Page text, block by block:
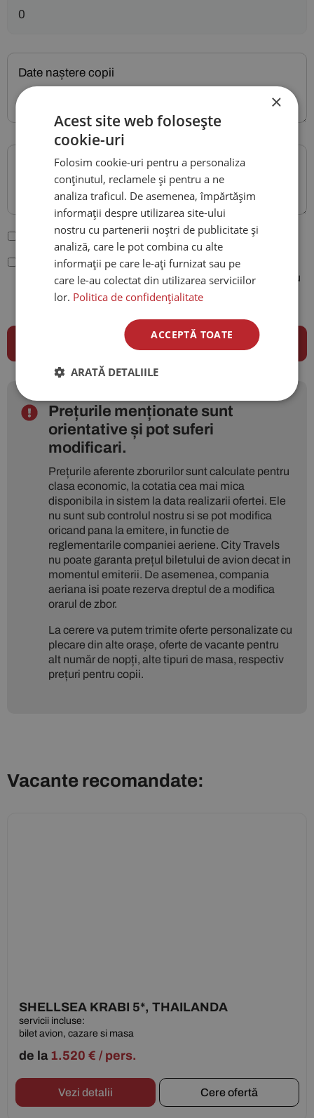
Sunt de acord cuTermenii și condițiile site-ului.
Conform legiilor nr. 677/2001 si 506/2004, sunt de acord
ca datele mele cu caracter personal sa fie folosite pentru
procesarea comenzii plasate pe site-ul agentiei City
Travels si pentru a putea fi contactat.
Prețurile menționate sunt
orientative și pot suferi
modificari.
Prețurile aferente zborurilor sunt calculate pentru
clasa economic, la cotatia cea mai mica
disponibila in sistem la data realizarii ofertei. Ele
nu sunt sub controlul nostru si se pot modifica
oricand pana la emitere, in functie de
reglementarile companiei aeriene. City Travels
nu poate garanta prețul biletului de avion decat in
momentul emiterii. De asemenea, compania
aeriana isi poate rezerva dreptul de a modifica
orarul de zbor.
La cerere va putem trimite oferte personalizate cu
plecare din alte orașe, oferte de vacante pentru
alt număr de nopți, alte tipuri de masa, respectiv
prețuri pentru copii.
Vacante recomandate:
SHELLSEA KRABI 5*, THAILANDA
servicii incluse:
bilet avion, cazare si masa
de la 1.520 € / pers.
Vezi detalii Cere ofertă
×
Acest site web folosește
cookie-uri
Folosim cookie-uri pentru a personaliza
conținutul, reclamele și pentru a ne
analiza traficul. De asemenea, împărtășim
informații despre utilizarea site-ului
nostru cu partenerii noștri de publicitate și
analiză, care le pot combina cu alte
informații pe care le-ați furnizat sau pe
care le-au colectat din utilizarea serviciilor
lor. Politica de confidențialitate
ACCEPTĂ TOATE
ARATĂ DETALIILE